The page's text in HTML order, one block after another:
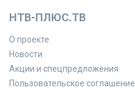
НТВ-ПЛЮС.ТВ
О проекте
Новости
Акции и спецпредложения
Пользовательское соглашение